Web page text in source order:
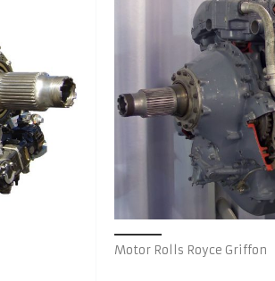
Motor Rolls Royce Griffon